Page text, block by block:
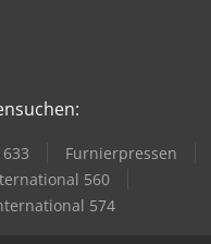
Furnierpressen
560
574